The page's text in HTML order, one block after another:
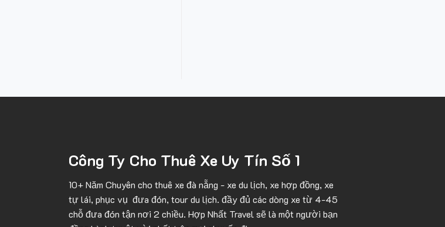
Công Ty Cho Thuê Xe Uy Tín Số 1
10+ Năm Chuyên cho thuê xe đà nẵng - xe du lịch, xe hợp đồng, xe
tự lái, phục vụ đưa đón, tour du lịch. đầy đủ các dòng xe từ 4-45
chỗ đưa đón tận nơi 2 chiều. Hợp Nhất Travel sẽ là một người bạn